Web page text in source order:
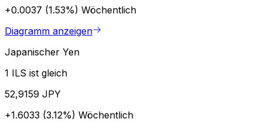
+0.0037 (1.53%) Wöchentlich
Diagramm anzeigen
Japanischer Yen
1 ILS ist gleich
52,9159 JPY
+1.6033 (3.12%) Wöchentlich